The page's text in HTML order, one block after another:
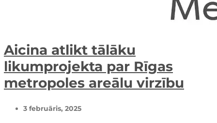
Aicina atlikt tālāku
likumprojekta par Rīgas
metropoles areālu virzību
3 februāris, 2025